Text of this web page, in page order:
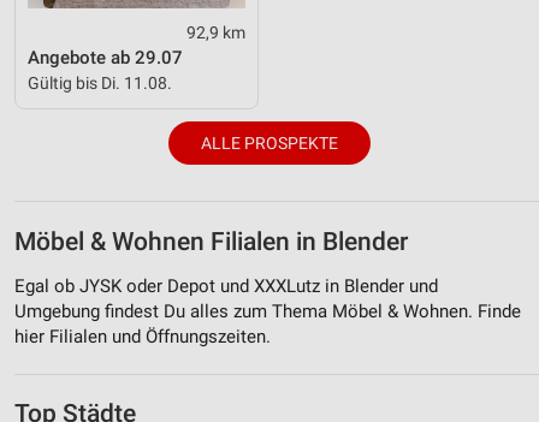
92,9 km
Angebote ab 29.07
Gültig bis Di. 11.08.
ALLE PROSPEKTE
Möbel & Wohnen Filialen in Blender
Egal ob JYSK oder Depot und XXXLutz in Blender und
Umgebung findest Du alles zum Thema Möbel & Wohnen. Finde
hier Filialen und Öffnungszeiten.
Top Städte